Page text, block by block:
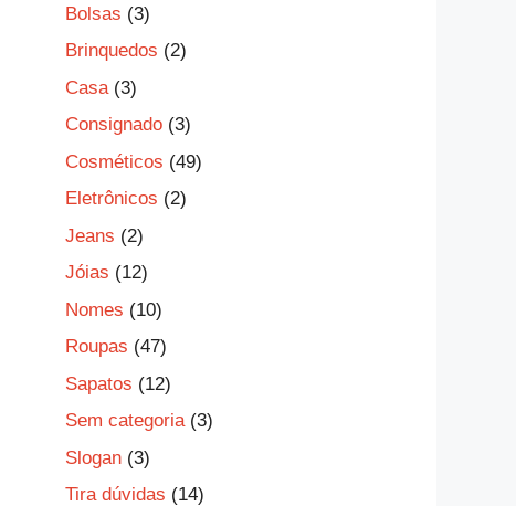
Bolsas (3)
Brinquedos (2)
Casa (3)
Consignado (3)
Cosméticos (49)
Eletrônicos (2)
Jeans (2)
Jóias (12)
Nomes (10)
Roupas (47)
Sapatos (12)
Sem categoria(3)
Slogan (3)
Tira dúvidas (14)